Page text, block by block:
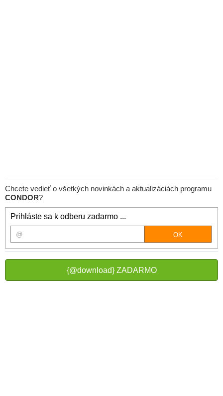
Chcete vedieť o všetkých novinkách a aktualizáciách programu
CONDOR?
Prihláste sa k odberu zadarmo ...
{@download} ZADARMO